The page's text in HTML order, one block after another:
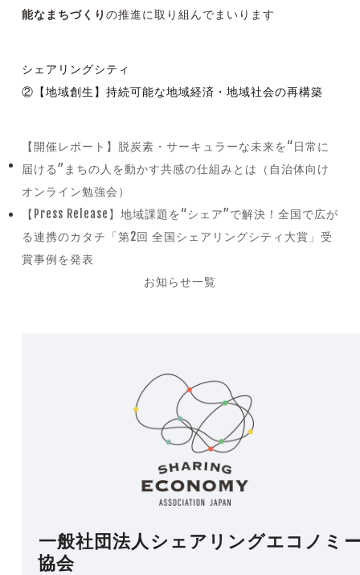
能なまちづくり の推進に取り組んでまいります
シェアリングシティ
②【地域創生】持続可能な地域経済・地域社会の再構築
previous
post:
【開催レポート】脱炭素・サーキュラーな未来を“日常に
届ける”まちの人を動かす共感の仕組みとは（自治体向け
オンライン勉強会）
next
post:
【Press Release】地域課題を“シェア”で解決！全国で広が
る連携のカタチ「第2回 全国シェアリングシティ大賞」受
賞事例を発表
お知らせ一覧
一般社団法人シェアリングエコノミ
協会